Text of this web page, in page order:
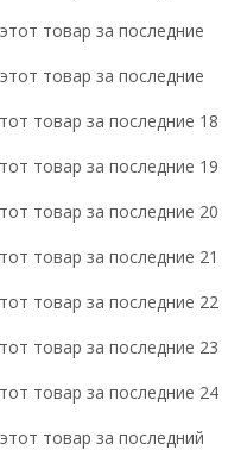
товар за последние
товар за последние
товар за последние 18
товар за последние 19
товар за последние 20
товар за последние 21
товар за последние 22
товар за последние 23
товар за последние 24
товар за последний